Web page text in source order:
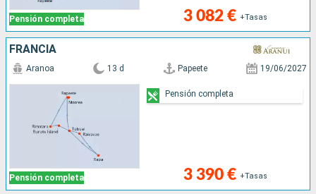
Pensión completa 3 082 € +Tasas
FRANCIA
Pensión completa
Aranoa 13 d Papeete 19/06/2027
3 390 € +Tasas
Pensión completa